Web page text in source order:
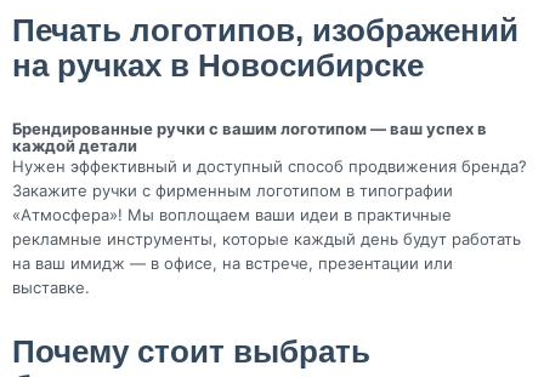
Печать логотипов, изображений
на ручках в Новосибирске
Брендированные ручки с вашим логотипом — ваш успех в
каждой детали
Нужен эффективный и доступный способ продвижения бренда?
Закажите ручки с фирменным логотипом в типографии
«Атмосфера»! Мы воплощаем ваши идеи в практичные
рекламные инструменты, которые каждый день будут работать
на ваш имидж — в офисе, на встрече, презентации или
выставке.
Почему стоит выбрать